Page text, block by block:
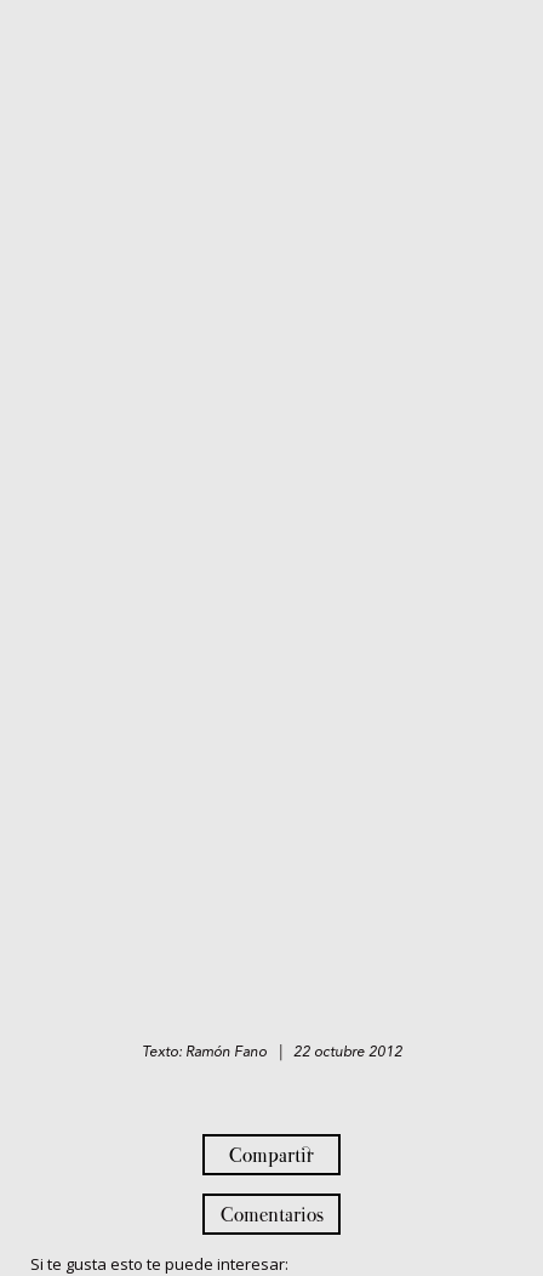
Texto: Ramón Fano | 22 octubre 2012
Compartir
Comentarios
Si te gusta esto te puede interesar: